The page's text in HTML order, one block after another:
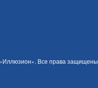
Все права